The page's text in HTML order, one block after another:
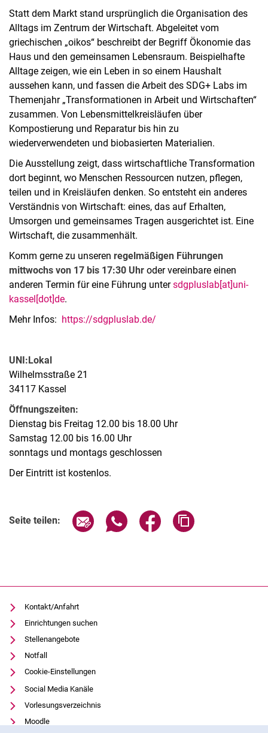
Statt dem Markt stand ursprünglich die Organisation des
Alltags im Zentrum der Wirtschaft. Abgeleitet vom
griechischen „oikos“ beschreibt der Begriff Ökonomie das
Haus und den gemeinsamen Lebensraum. Beispielhafte
Alltage zeigen, wie ein Leben in so einem Haushalt
aussehen kann, und fassen die Arbeit des SDG+ Labs im
Themenjahr „Transformationen in Arbeit und Wirtschaften“
zusammen. Von Lebensmittelkreisläufen über
Kompostierung und Reparatur bis hin zu
wiederverwendeten und biobasierten Materialien.
Die Ausstellung zeigt, dass wirtschaftliche Transformation
dort beginnt, wo Menschen Ressourcen nutzen, pflegen,
teilen und in Kreisläufen denken. So entsteht ein anderes
Verständnis von Wirtschaft: eines, das auf Erhalten,
Umsorgen und gemeinsames Tragen ausgerichtet ist. Eine
Wirtschaft, die zusammenhält.
Komm gerne zu unseren regelmäßigen Führungen
mittwochs von 17 bis 17:30 Uhr oder vereinbare einen
anderen Termin für eine Führung untersdgpluslab[at]uni-
kassel[dot]de.
Mehr Infos: https://sdgpluslab.de/
UNI:Lokal
Wilhelmsstraße 21
34117 Kassel
Öffnungszeiten:
Dienstag bis Freitag 12.00 bis 18.00 Uhr
Samstag 12.00 bis 16.00 Uhr
sonntags und montags geschlossen
Der Eintritt ist kostenlos.
Seite teilen: Seite über E-Mail teilen
Seite über WhatsApp teilen
Seite über Facebook
Kontakt/Anfahrt
Einrichtungen suchen
Stellenangebote
Notfall
Cookie-Einstellungen
Social Media Kanäle
Vorlesungsverzeichnis
Moodle